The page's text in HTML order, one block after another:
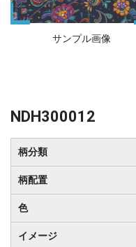
サンプル画像
NDH300012
柄分類
柄配置
色
イメージ